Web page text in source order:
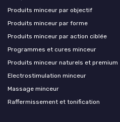
Produits minceur par objectif
Produits minceur par forme
Produits minceur par action ciblée
Programmes et cures minceur
Produits minceur naturels et premium
Electrostimulation minceur
Massage minceur
Raffermissement et tonification